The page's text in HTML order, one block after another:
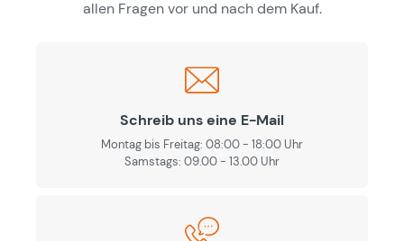
allen Fragen vor und nach dem Kauf.
Schreib uns eine E-Mail
Montag bis Freitag: 08:00 - 18:00 Uhr
Samstags: 09.00 - 13.00 Uhr